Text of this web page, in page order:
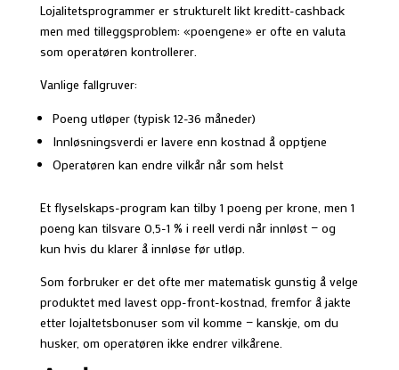
Lojalitetsprogrammer er strukturelt likt kreditt-cashback
men med tilleggsproblem: «poengene» er ofte en valuta
som operatøren kontrollerer.
Vanlige fallgruver:
Poeng utløper (typisk 12-36 måneder)
Innløsningsverdi er lavere enn kostnad å opptjene
Operatøren kan endre vilkår når som helst
Et flyselskaps-program kan tilby 1 poeng per krone, men 1
poeng kan tilsvare 0,5-1 % i reell verdi når innløst — og
kun hvis du klarer å innløse før utløp.
Som forbruker er det ofte mer matematisk gunstig å velge
produktet med lavest opp-front-kostnad, fremfor å jakte
etter lojaltetsbonuser som vil komme — kanskje, om du
husker, om operatøren ikke endrer vilkårene.